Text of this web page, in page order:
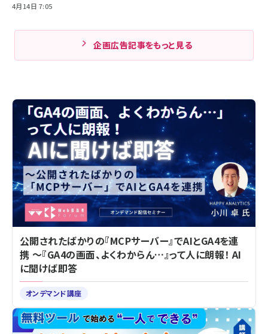
4月14日 7:05
企画広告記事をもっと見る
公開されたばかりの『MCPサーバー』でAIとGA4を連
携 ～『GA4の画面、よくわからん…』って人に朗報！ AI
に聞けば即答
オンデマンド講座